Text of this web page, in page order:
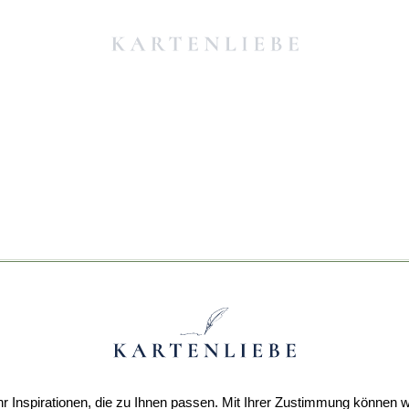
Inspirationen, die zu Ihnen passen. Mit Ihrer Zustimmung können